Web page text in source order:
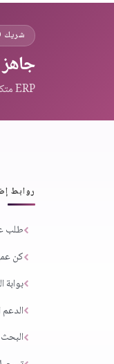
شريك ODOO الذهبي
ERP متكامل، تطبيقات أودو، وتكاملات ذكية — من فريق يثق به عملاء المنطقة.
روابط
طلب
كن
بوابة
الدعم
البحث